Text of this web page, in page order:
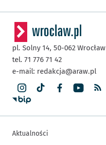
pl. Solny 14, 50-062 Wrocław
tel. 71 776 71 42
e-mail: redakcja@araw.pl
Aktualności